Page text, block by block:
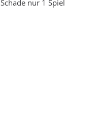
Schade nur 1 Spiel